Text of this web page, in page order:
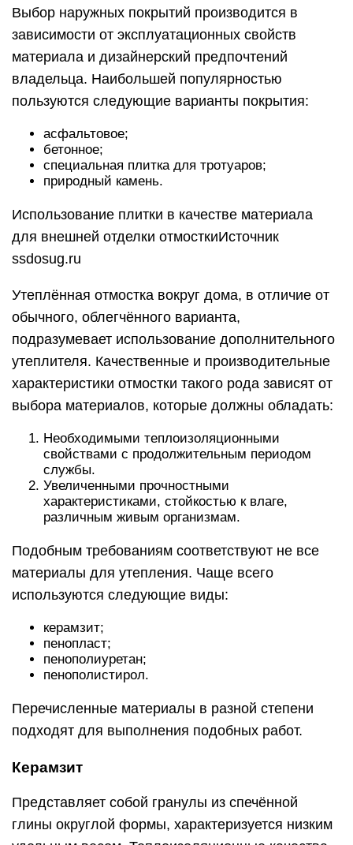
Выбор наружных покрытий производится в
зависимости от эксплуатационных свойств
материала и дизайнерский предпочтений
владельца. Наибольшей популярностью
пользуются следующие варианты покрытия:
асфальтовое;
бетонное;
специальная плитка для тротуаров;
природный камень.
Использование плитки в качестве материала
для внешней отделки отмосткиИсточник
ssdosug.ru
Утеплённая отмостка вокруг дома, в отличие от
обычного, облегчённого варианта,
подразумевает использование дополнительного
утеплителя. Качественные и производительные
характеристики отмостки такого рода зависят от
выбора материалов, которые должны обладать:
Необходимыми теплоизоляционными
свойствами с продолжительным периодом
службы.
Увеличенными прочностными
характеристиками, стойкостью к влаге,
различным живым организмам.
Подобным требованиям соответствуют не все
материалы для утепления. Чаще всего
используются следующие виды:
керамзит;
пенопласт;
пенополиуретан;
пенополистирол.
Перечисленные материалы в разной степени
подходят для выполнения подобных работ.
Керамзит
Представляет собой гранулы из спечённой
глины округлой формы, характеризуется низким